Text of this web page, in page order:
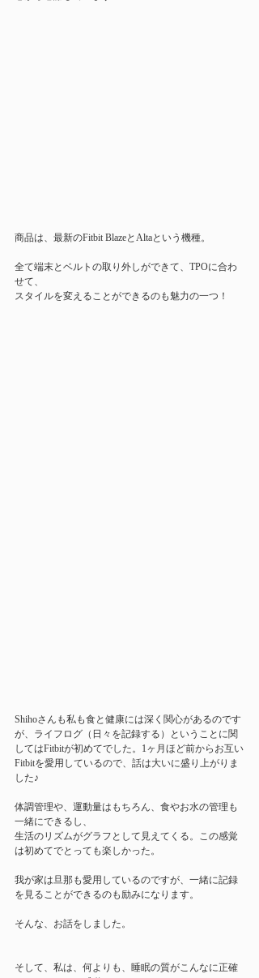
商品は、最新のFitbit BlazeとAltaという機種。
全て端末とベルトの取り外しができて、TPOに合わ
せて、
スタイルを変えることができるのも魅力の一つ！
Shihoさんも私も食と健康には深く関心があるのです
が、ライフログ（日々を記録する）ということに関
してはFitbitが初めてでした。1ヶ月ほど前からお互い
Fitbitを愛用しているので、話は大いに盛り上がりま
した♪
体調管理や、運動量はもちろん、食やお水の管理も
一緒にできるし、
生活のリズムがグラフとして見えてくる。この感覚
は初めてでとっても楽しかった。
我が家は旦那も愛用しているのですが、一緒に記録
を見ることができるのも励みになります。
そんな、お話をしました。
そして、私は、何よりも、睡眠の質がこんなに正確